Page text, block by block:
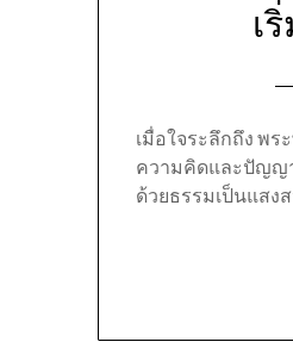
เ
เมื่อใจระลึกถึง พ
ความคิดและปัญญ
ด้วยธรรมเป็นแสง